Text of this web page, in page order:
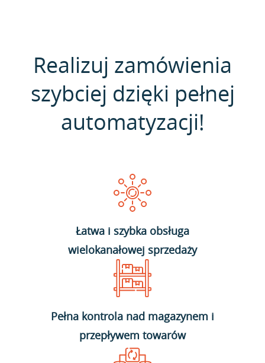
Realizuj zamówienia
szybciej dzięki pełnej
automatyzacji!
Łatwa i szybka obsługa
wielokanałowej sprzedaży
Pełna kontrola nad magazynem i
przepływem towarów